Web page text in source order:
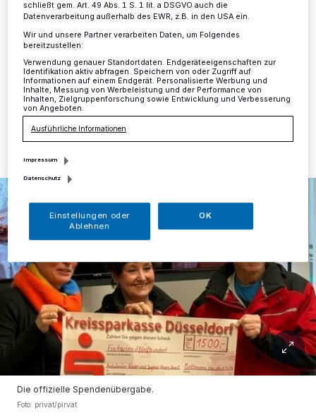
Mettmann·Auf dem Blotschenmarkt gab sich auch im
die Ehre. Geduldig lauschte er den Wünschen der
Kinder und gab sie später an das Christkind weiter.
25.01.2024 , 12:02 Uhr Eine Minute Lesezeit
Die offizielle Spendenübergabe.
Foto: privat/pirvat
schließt gem. Art. 49 Abs. 1 S. 1 lit. a DSGVO auch die
Datenverarbeitung außerhalb des EWR, z.B. in den USA ein.
Wir und unsere Partner verarbeiten Daten, um Folgendes
bereitzustellen:
Verwendung genauer Standortdaten. Endgeräteeigenschaften zur
Identifikation aktiv abfragen. Speichern von oder Zugriff auf
Informationen auf einem Endgerät. Personalisierte Werbung und
Inhalte, Messung von Werbeleistung und der Performance von
Inhalten, Zielgruppenforschung sowie Entwicklung und Verbesserung
von Angeboten.
Ausführliche Informationen
Impressum
Datenschutz
Einstellungen oder
Ablehnen
OK